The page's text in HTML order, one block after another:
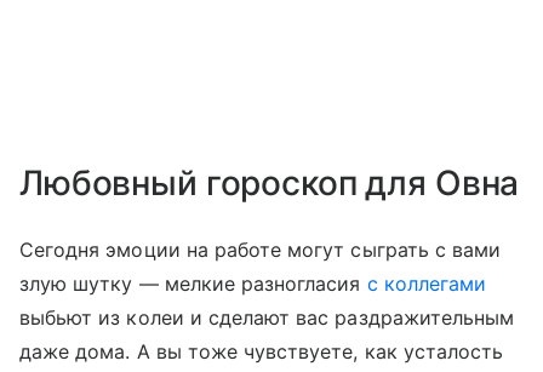
Любовный гороскоп для Овна
Сегодня эмоции на работе могут сыграть с вами
злую шутку — мелкие разногласия с коллегами
выбьют из колеи и сделают вас раздражительным
даже дома. А вы тоже чувствуете, как усталость